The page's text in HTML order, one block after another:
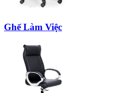
Ghế Làm Việc